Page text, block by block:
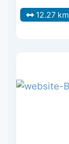
12.27 km